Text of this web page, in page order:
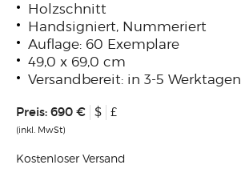
Holzschnitt
Handsigniert, Nummeriert
Auflage: 60 Exemplare
49,0 x 69,0 cm
Versandbereit: in 3-5 Werktagen
Preis: 690 € $ £
(inkl. MwSt)
Kostenloser Versand